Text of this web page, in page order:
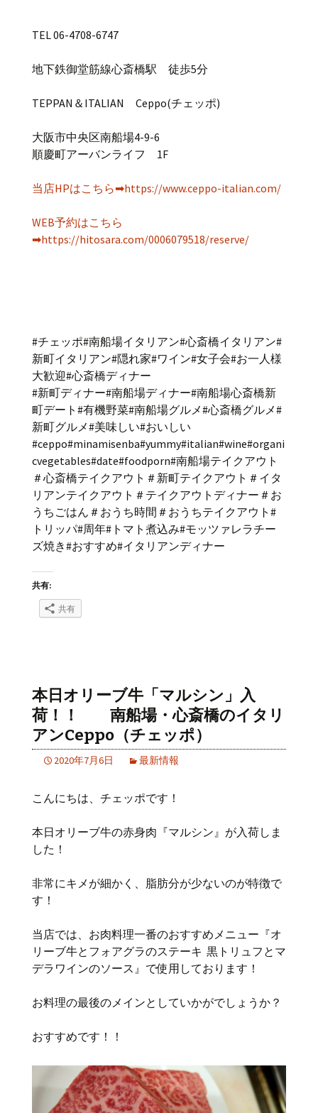
TEL 06-4708-6747
地下鉄御堂筋線心斎橋駅 徒歩5分
TEPPAN＆ITALIAN Ceppo(チェッポ)
大阪市中央区南船場4-9-6
順慶町アーバンライフ 1F
当店HPはこちら➡https://www.ceppo-italian.com/
WEB予約はこちら
➡https://hitosara.com/0006079518/reserve/
#チェッポ#南船場イタリアン#心斎橋イタリアン#
新町イタリアン#隠れ家#ワイン#女子会#お一人様
大歓迎#心斎橋ディナー
#新町ディナー#南船場ディナー#南船場心斎橋新
町デート#有機野菜#南船場グルメ#心斎橋グルメ#
新町グルメ#美味しい#おいしい
#ceppo#minamisenba#yummy#italian#wine#organi
cvegetables#date#foodporn#南船場テイクアウト
＃心斎橋テイクアウト＃新町テイクアウト＃イタ
リアンテイクアウト＃テイクアウトディナー＃お
うちごはん＃おうち時間＃おうちテイクアウト#
トリッパ#周年#トマト煮込み#モッツァレラチー
ズ焼き#おすすめ#イタリアンディナー
共有:
共有
本日オリーブ牛「マルシン」入
荷！！ 南船場・心斎橋のイタリ
アンCeppo（チェッポ）
2020年7月6日 最新情報
こんにちは、チェッポです！
本日オリーブ牛の赤身肉『マルシン』が入荷しま
した！
非常にキメが細かく、脂肪分が少ないのが特徴で
す！
当店では、お肉料理一番のおすすめメニュー『オ
リーブ牛とフォアグラのステーキ 黒トリュフとマ
デラワインのソース』で使用しております！
お料理の最後のメインとしていかがでしょうか？
おすすめです！！